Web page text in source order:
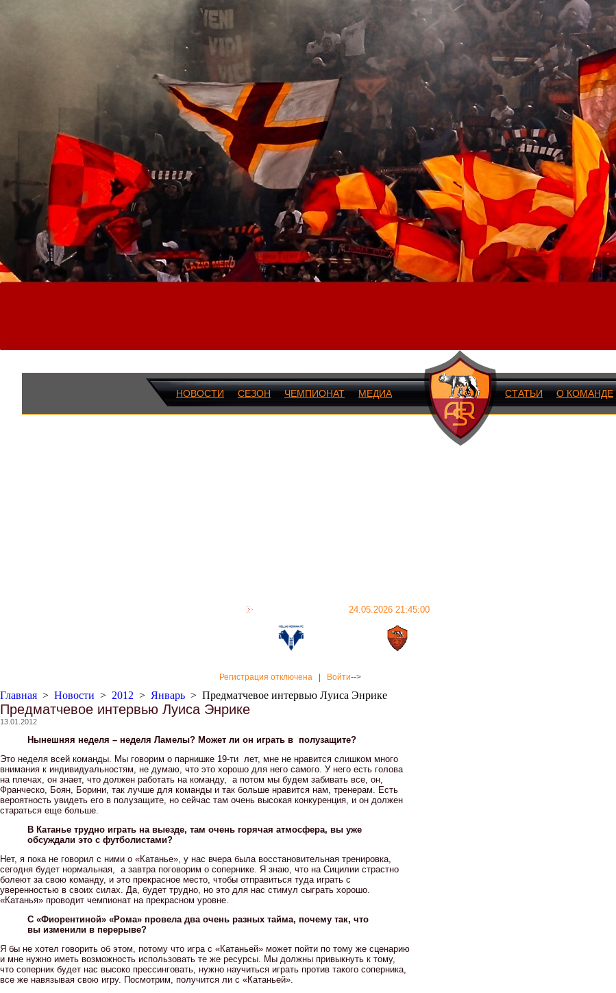
НОВОСТИ СЕЗОН ЧЕМПИОНАТ МЕДИА СТАТЬИ О КОМАНДЕ
24.05.2026 21:45:00
Регистрация отключена Войти-->
Главная > Новости > 2012 > Январь > Предматчевое интервью Луиса Энрике
Предматчевое интервью Луиса Энрике
13.01.2012
Нынешняя неделя – неделя Ламелы? Может ли он играть в полузащите?
Это неделя всей команды. Мы говорим о парнишке 19-ти лет, мне не нравится слишком много
внимания к индивидуальностям, не думаю, что это хорошо для него самого. У него есть голова
на плечах, он знает, что должен работать на команду, а потом мы будем забивать все, он,
Франческо, Боян, Борини, так лучше для команды и так больше нравится нам, тренерам. Есть
вероятность увидеть его в полузащите, но сейчас там очень высокая конкуренция, и он должен
стараться еще больше.
В Катанье трудно играть на выезде, там очень горячая атмосфера, вы уже
обсуждали это с футболистами?
Нет, я пока не говорил с ними о «Катанье», у нас вчера была восстановительная тренировка,
сегодня будет нормальная, а завтра поговорим о сопернике. Я знаю, что на Сицилии страстно
болеют за свою команду, и это прекрасное место, чтобы отправиться туда играть с
уверенностью в своих силах. Да, будет трудно, но это для нас стимул сыграть хорошо.
«Катанья» проводит чемпионат на прекрасном уровне.
С «Фиорентиной» «Рома» провела два очень разных тайма, почему так, что
вы изменили в перерыве?
Я бы не хотел говорить об этом, потому что игра с «Катаньей» может пойти по тому же сценарию
и мне нужно иметь возможность использовать те же ресурсы. Мы должны привыкнуть к тому,
что соперник будет нас высоко прессинговать, нужно научиться играть против такого соперника,
все же навязывая свою игру. Посмотрим, получится ли с «Катаньей».